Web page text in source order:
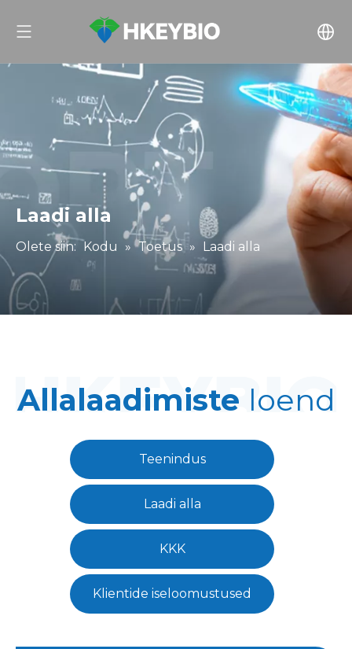
Laadi alla
Olete siin: Kodu » Toetus » Laadi alla
Allalaadimiste loend
Teenindus
Laadi alla
KKK
Klientide iseloomustused